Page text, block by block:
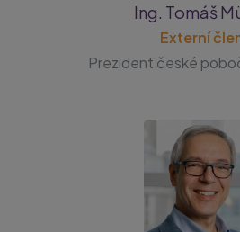
Ing. Tomáš
Externí
Prezident české